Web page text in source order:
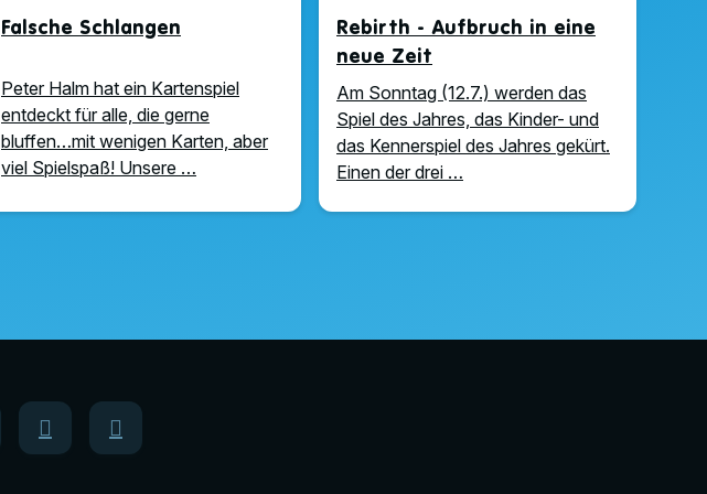
Falsche Schlangen
Peter Halm hat ein Kartenspiel
entdeckt für alle, die gerne
bluffen…mit wenigen Karten, aber
viel Spielspaß! Unsere …
Rebirth - Aufbruch in eine
neue Zeit
Am Sonntag (12.7.) werden das
Spiel des Jahres, das Kinder- und
das Kennerspiel des Jahres gekürt.
Einen der drei …